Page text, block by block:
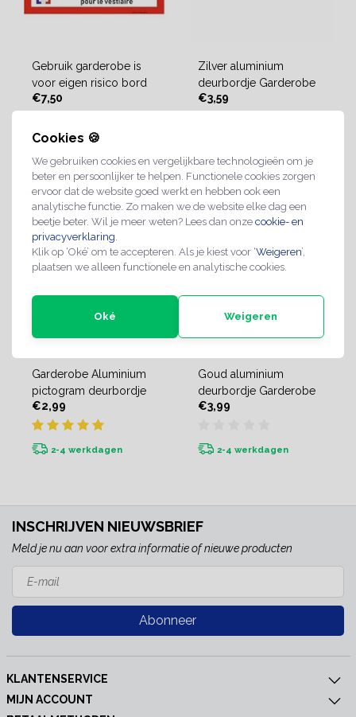
Cookies 🍪
We gebruiken cookies en vergelijkbare technologieën om je
beter en persoonlijker te helpen. Functionele cookies zorgen
ervoor dat de website goed werkt en hebben ook een
analytische functie. Zo maken we de website elke dag een
beetje beter. Wil je meer weten? Lees dan onze cookie- en
privacyverklaring
Klik op ‘Oké’ om te accepteren. Als je kiest voor ‘Weigeren’,
plaatsen we alleen functionele en analytische cookies.
Oké Weigeren
Gebruik garderobe is
voor eigen risico bord
€7,50
2-4 werkdagen
Zilver aluminium
deurbordje Garderobe
€3,59
Garderobe Aluminium
pictogram deurbordje
€2,99
2-4 werkdagen
Goud aluminium
deurbordje Garderobe
€3,99
2-4 werkdagen
INSCHRIJVEN NIEUWSBRIEF
Meld je nu aan voor extra informatie of nieuwe producten
Abonneer
KLANTENSERVICE
MIJN ACCOUNT